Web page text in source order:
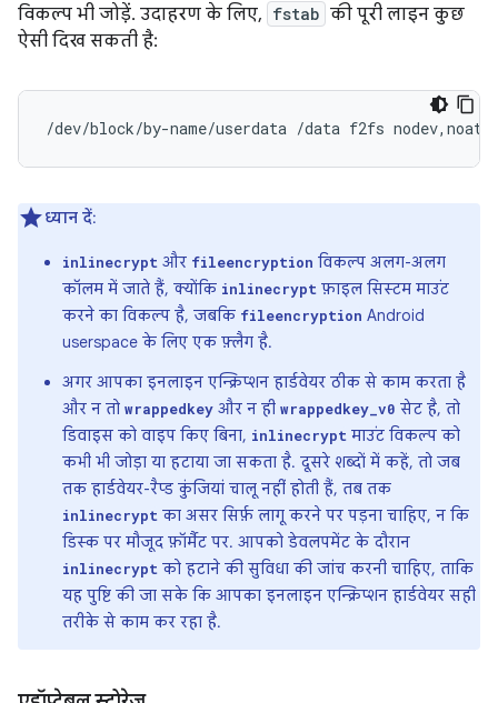
विकल्प भी जोड़ें. उदाहरण के लिए, fstab की पूरी लाइन कुछ
ऐसी दिख सकती है:
/dev/block/by-name/userdata /data f2fs
ध्यान दें:
inlinecrypt और fileencryption विकल्प अलग-अलग
कॉलम में जाते हैं, क्योंकि inlinecrypt फ़ाइल सिस्टम माउंट
करने का विकल्प है, जबकि fileencryption Android
userspace के लिए एक फ़्लैग है.
अगर आपका इनलाइन एन्क्रिप्शन हार्डवेयर ठीक से काम करता है
और न तो wrappedkey और न ही wrappedkey_v0 सेट है, तो
डिवाइस को वाइप किए बिना, inlinecrypt माउंट विकल्प को
कभी भी जोड़ा या हटाया जा सकता है. दूसरे शब्दों में कहें, तो जब
तक हार्डवेयर-रैप्ड कुंजियां चालू नहीं होती हैं, तब तक
inlinecrypt का असर सिर्फ़ लागू करने पर पड़ना चाहिए, न कि
डिस्क पर मौजूद फ़ॉर्मैट पर. आपको डेवलपमेंट के दौरान
inlinecrypt को हटाने की सुविधा की जांच करनी चाहिए, ताकि
यह पुष्टि की जा सके कि आपका इनलाइन एन्क्रिप्शन हार्डवेयर सही
तरीके से काम कर रहा है.